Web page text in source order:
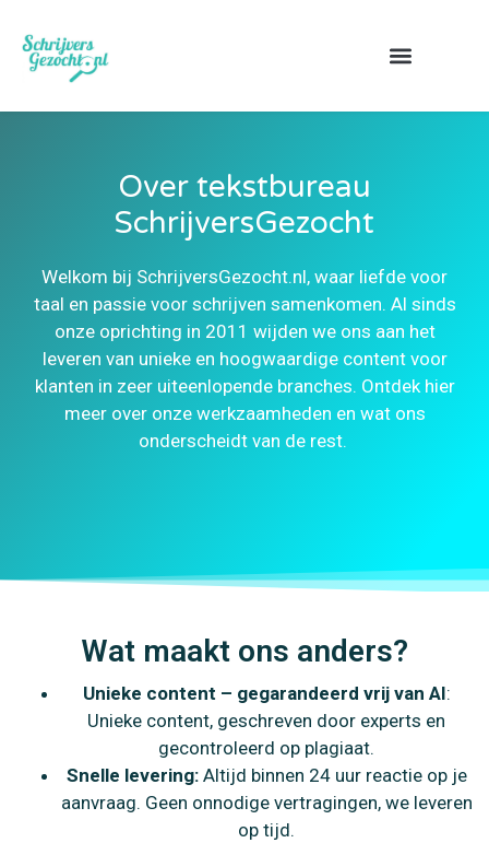
Over tekstbureau
SchrijversGezocht
Welkom bij SchrijversGezocht.nl, waar liefde voor
taal en passie voor schrijven samenkomen. Al sinds
onze oprichting in 2011 wijden we ons aan het
leveren van unieke en hoogwaardige content voor
klanten in zeer uiteenlopende branches. Ontdek hier
meer over onze werkzaamheden en wat ons
onderscheidt van de rest.
Wat maakt ons anders?
Unieke content – gegarandeerd vrij van AI:
Unieke content, geschreven door experts en
gecontroleerd op plagiaat.
Snelle levering:Altijd binnen 24 uur reactie op je
aanvraag. Geen onnodige vertragingen, we leveren
op tijd.